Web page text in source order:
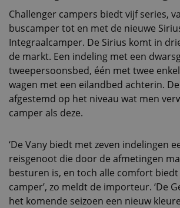
Challenger campers biedt vijf series,
buscamper tot en met de nieuwe
Integraalcamper. De Sirius komt in
de markt. Een indeling met een
tweepersoonsbed, één met twee
wagen met een eilandbed achterin.
afgestemd op het niveau wat men
camper als deze.
‘De Vany biedt met zeven indelingen
reisgenoot die door de afmetingen
besturen is, en toch alle comfort
camper’, zo meldt de importeur. ‘De
het komende seizoen een nieuw